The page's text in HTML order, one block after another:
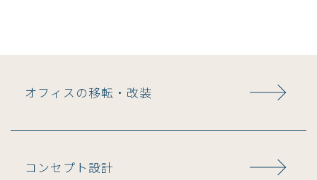
オフィスの移転・改装
コンセプト設計